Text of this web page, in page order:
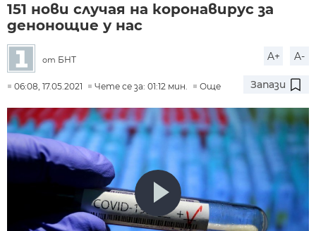
151 нови случая на коронавирус за
денонощие у нас
от БНТ A+ A-
06:08, 17.05.2021 Чете се за: 01:12 мин. Още Запази